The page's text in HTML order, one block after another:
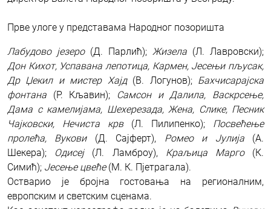
Прве улоге у представама Народног позоришта
Лабудово језеро(Д. Парлић); Жизела (Л. Лавровски);
Дон Кихот, Успавана лепотица, Кармен, Јесењи пљусак,
Др Џекил и мистер Хајд(В. Логунов); Бахчисарајска
фонтана (Р. Кљавин);
Самсон и Далила, Васкрсење,
Дама с камелијама, Шехерезада, Жена, Слике, Песник
Чајковски, Нечиста крв(Л. Пилипенко); Посвећење
пролећа, Вукови(Д. Сајферт), Ромео и Јулија(А.
Шекера); Одисеј (Л. Ламброу), Краљица Марго(К.
Симић); Јесење цвеће(М. К. Пјетрагала).
Остварио је бројна гостовања на регионалним,
европским и светским сценама.